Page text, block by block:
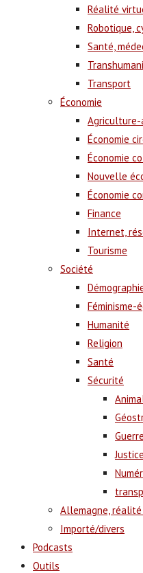
Réalité
Robotique,
Santé,
Transport
Économie
Économie
Économie
Nouvelle
Économie
Finance
Internet,
Tourisme
Société
Féminisme-
Humanité
Religion
Santé
Sécurité
Guerre
Allemagne,
Importé/divers
Podcasts
Outils